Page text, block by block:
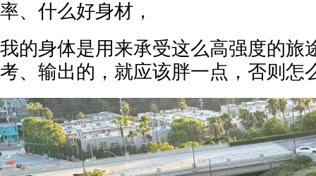
率、什么好身材，
我的身体是用来承受这么高强度的旅
考、输出的，就应该胖一点，否则怎